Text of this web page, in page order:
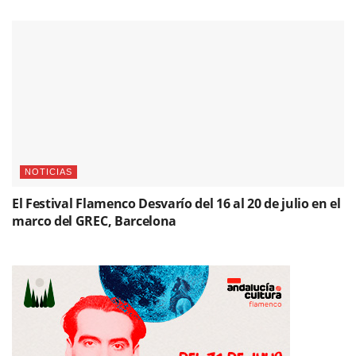
NOTICIAS
El Festival Flamenco Desvarío del 16 al 20 de julio en el
marco del GREC, Barcelona